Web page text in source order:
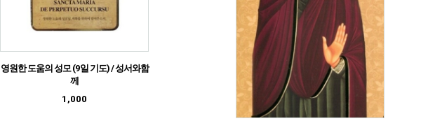
영원한 도움의 성모 (9일 기도) / 성서와함
께
1,000